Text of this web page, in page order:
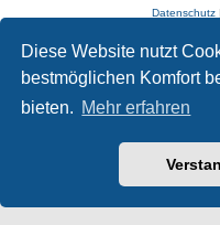
Diese Website nutzt
bestmöglichen Komfort
bieten. Mehr erfahren
Datenschutz|